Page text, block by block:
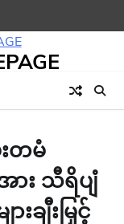
းတမံ
း သီရိပျံ
ချီးမြှင့်